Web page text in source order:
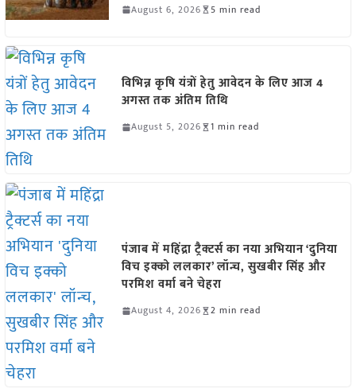
August 6, 2026 5 min read
विभिन्न कृषि यंत्रों हेतु आवेदन के लिए आज 4
अगस्त तक अंतिम तिथि
August 5, 2026 1 min read
पंजाब में महिंद्रा ट्रैक्टर्स का नया अभियान ‘दुनिया
विच इक्को ललकार’ लॉन्च, सुखबीर सिंह और
परमिश वर्मा बने चेहरा
August 4, 2026 2 min read